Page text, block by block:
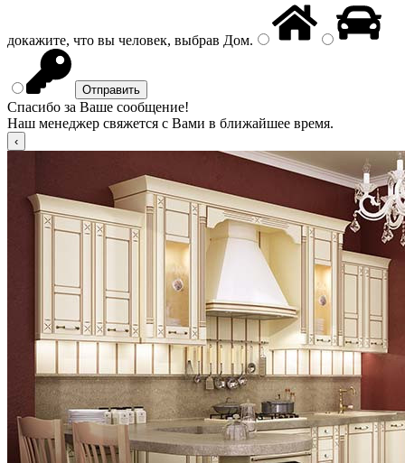
докажите, что вы человек, выбрав Дом.
Спасибо за Ваше сообщение!
Наш менеджер свяжется с Вами в ближайшее время.